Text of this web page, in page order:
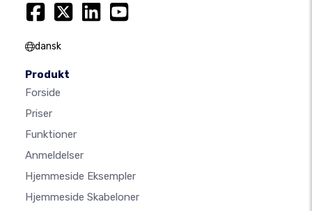
dansk
Produkt
Forside
Priser
Funktioner
Anmeldelser
Hjemmeside Eksempler
Hjemmeside Skabeloner